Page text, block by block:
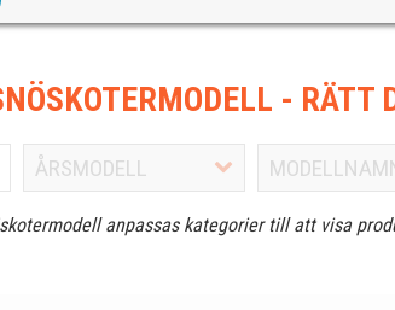
- RÄTT
anpassas kategorier till att visa